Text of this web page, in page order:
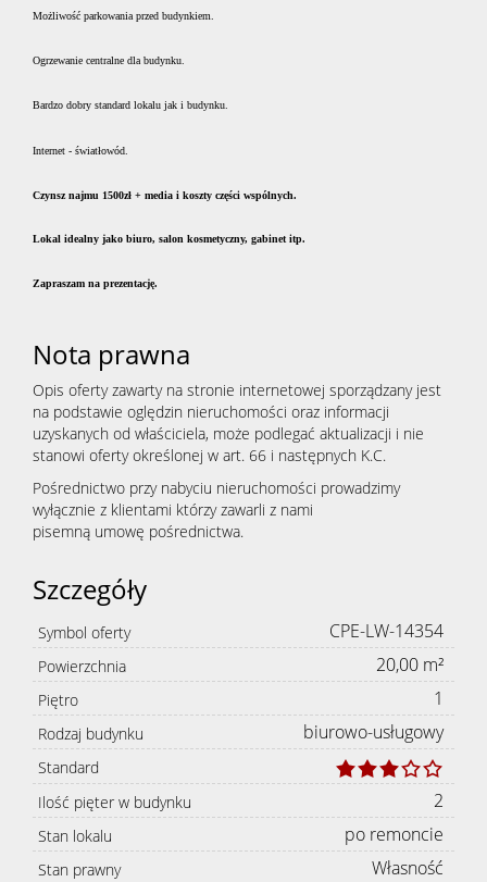
chęć
Zgłoś
chęć
Możliwość parkowania przed budynkiem.
Ogrzewanie centralne dla budynku.
Bardzo dobry standard lokalu jak i budynku.
Internet - światłowód.
Czynsz najmu 1500zł + media i koszty części wspólnych.
Lokal idealny jako biuro, salon kosmetyczny, gabinet itp.
Zapraszam na prezentację.
Nota prawna
Opis oferty zawarty na stronie internetowej sporządzany jest
na podstawie oględzin nieruchomości oraz informacji
uzyskanych od właściciela, może podlegać aktualizacji i nie
stanowi oferty określonej w art. 66 i następnych K.C.
Pośrednictwo przy nabyciu nieruchomości prowadzimy
wyłącznie z klientami którzy zawarli z nami
pisemną umowę pośrednictwa.
Szczegóły
Symbol oferty CPE-LW-14354
Powierzchnia 20,00 m²
Piętro 1
Rodzaj budynku biurowo-usługowy
Standard
Ilość pięter w budynku
2
Stan lokalu po remoncie
Stan prawny Własność